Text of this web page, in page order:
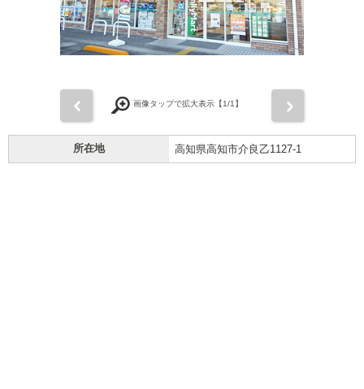
画像タップで拡大表示【1/1】
所在地 高知県高知市介良乙1127-1